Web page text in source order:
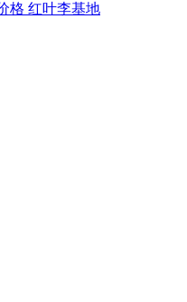
格 红叶李基地